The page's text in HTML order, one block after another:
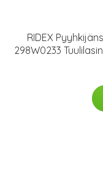
RIDEX
298W0233